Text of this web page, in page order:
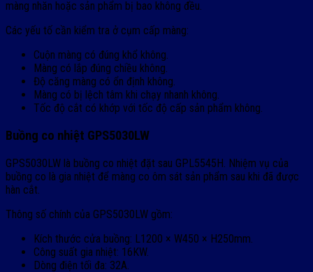
màng nhăn hoặc sản phẩm bị bao không đều.
Các yếu tố cần kiểm tra ở cụm cấp màng:
Cuộn màng có đúng khổ không.
Màng có lắp đúng chiều không.
Độ căng màng có ổn định không.
Màng có bị lệch tâm khi chạy nhanh không.
Tốc độ cắt có khớp với tốc độ cấp sản phẩm không.
Buồng co nhiệt GPS5030LW
GPS5030LW là buồng co nhiệt đặt sau GPL5545H. Nhiệm vụ của
buồng co là gia nhiệt để màng co ôm sát sản phẩm sau khi đã được
hàn cắt.
Thông số chính của GPS5030LW gồm:
Kích thước cửa buồng: L1200 × W450 × H250mm.
Công suất gia nhiệt: 16KW.
Dòng điện tối đa: 32A.